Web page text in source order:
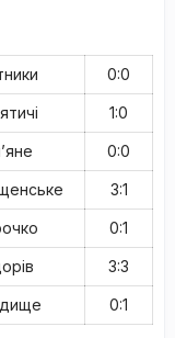
0:0
1:0
0:0
3:1
0:1
3:3
0:1